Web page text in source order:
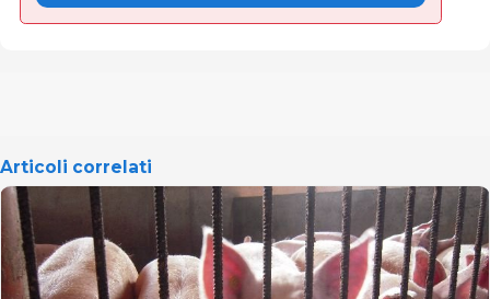
Articoli correlati